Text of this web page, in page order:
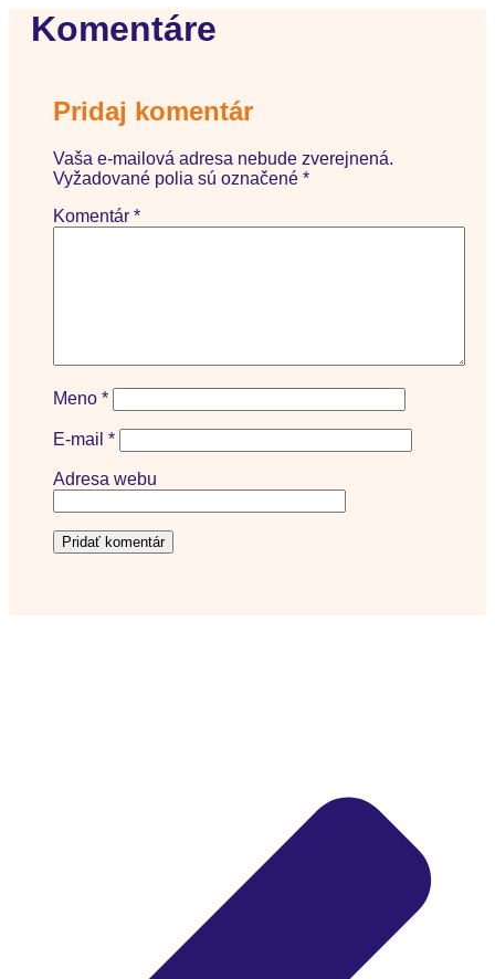
Komentáre
Pridaj komentár
Vaša e-mailová adresa nebude zverejnená.
Vyžadované polia sú označené *
Komentár *
Meno *
E-mail *
Adresa webu